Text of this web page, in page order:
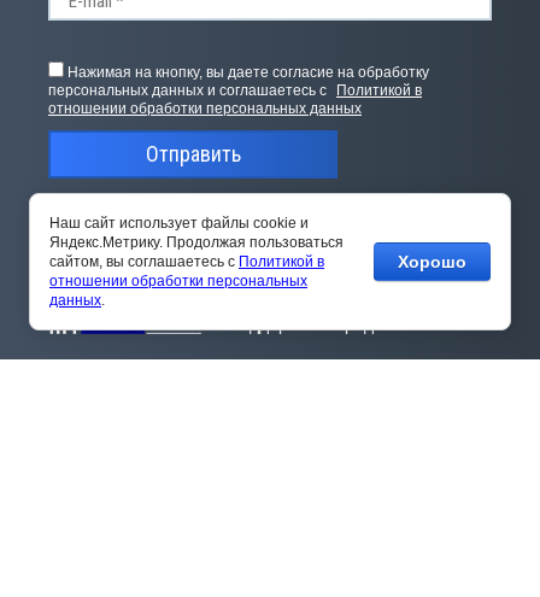
Нажимая на кнопку, вы даете согласие на обработку
персональных данных и соглашаетесь с
Политикой в
отношении обработки персональных данных
Отправить
Наш сайт использует файлы cookie и
Яндекс.Метрику. Продолжая пользоваться
сайтом, вы соглашаетесь с Политикой в
отношении обработки персональных
данных.
Хорошо